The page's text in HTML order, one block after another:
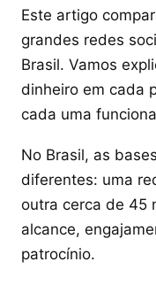
Este artigo
grandes redes
Brasil. Vamos
dinheiro em cada
cada uma
No Brasil, as
diferentes: uma
outra cerca de 45
alcance,
patrocínio.